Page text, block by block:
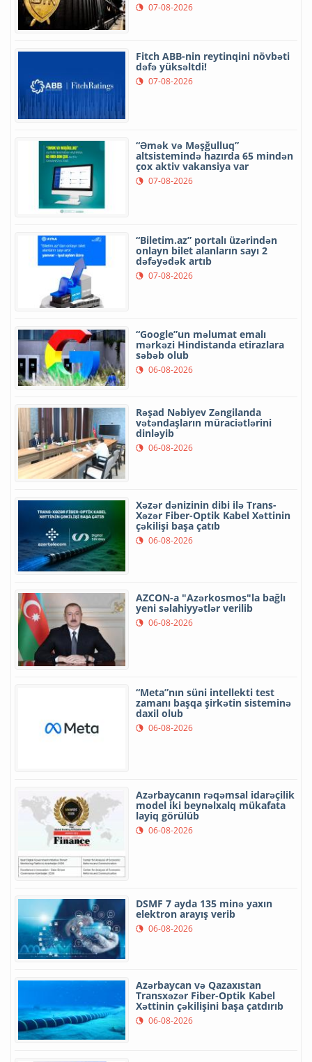
07-08-2026
Fitch ABB-nin reytinqini növbəti
dəfə yüksəltdi!
07-08-2026
“Əmək və Məşğulluq”
altsistemində hazırda 65 mindən
çox aktiv vakansiya var
07-08-2026
“Biletim.az” portalı üzərindən
onlayn bilet alanların sayı 2
dəfəyədək artıb
07-08-2026
“Google”un məlumat emalı
mərkəzi Hindistanda etirazlara
səbəb olub
06-08-2026
Rəşad Nəbiyev Zəngilanda
vətəndaşların müraciətlərini
dinləyib
06-08-2026
Xəzər dənizinin dibi ilə Trans-
Xəzər Fiber-Optik Kabel Xəttinin
çəkilişi başa çatıb
06-08-2026
AZCON-a "Azərkosmos"la bağlı
yeni səlahiyyətlər verilib
06-08-2026
“Meta”nın süni intellekti test
zamanı başqa şirkətin sisteminə
daxil olub
06-08-2026
Azərbaycanın rəqəmsal idarəçilik
model iki beynəlxalq mükafata
layiq görülüb
06-08-2026
DSMF 7 ayda 135 minə yaxın
elektron arayış verib
06-08-2026
Azərbaycan və Qazaxıstan
Transxəzər Fiber-Optik Kabel
Xəttinin çəkilişini başa çatdırıb
06-08-2026